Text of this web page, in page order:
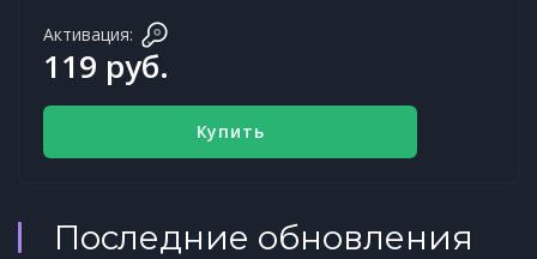
Активация:
119 руб.
Купить
Последние обновления